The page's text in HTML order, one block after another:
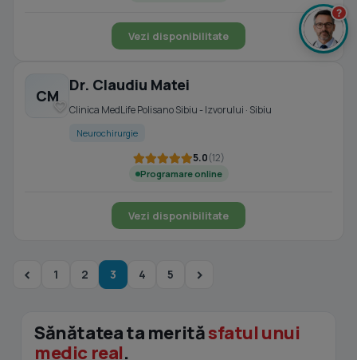
Vezi disponibilitate
CM
Dr. Claudiu Matei
Clinica MedLife Polisano Sibiu - Izvorului · Sibiu
Neurochirurgie
5.0(12)
Programare online
Vezi disponibilitate
1 2 3 4 5
Sănătatea ta merităsfatul unui
medic real.
?